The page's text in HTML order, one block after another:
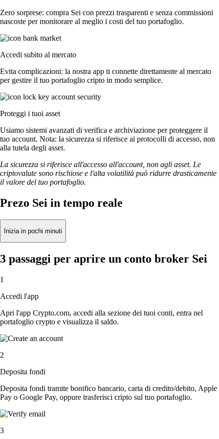
Zero sorprese: compra Sei con prezzi trasparenti e senza commissioni
nascoste per monitorare al meglio i costi del tuo portafoglio.
Accedi subito al mercato
Evita complicazioni: la nostra app ti connette direttamente al mercato
per gestire il tuo portafoglio cripto in modo semplice.
Proteggi i tuoi asset
Usiamo sistemi avanzati di verifica e archiviazione per proteggere il
tuo account. Nota: la sicurezza si riferisce ai protocolli di accesso, non
alla tutela degli asset.
La sicurezza si riferisce all'accesso all'account, non agli asset. Le
criptovalute sono rischiose e l'alta volatilità può ridurre drasticamente
il valore del tuo portafoglio.
Prezo Sei in tempo reale
Inizia in pochi minuti
3 passaggi per aprire un conto broker Sei
1
Accedi l'app
Apri l'app Crypto.com, accedi alla sezione dei tuoi conti, entra nel
portafoglio crypto e visualizza il saldo.
2
Deposita fondi
Deposita fondi tramite bonifico bancario, carta di credito/debito, Apple
Pay o Google Pay, oppure trasferisci cripto sul tuo portafoglio.
3